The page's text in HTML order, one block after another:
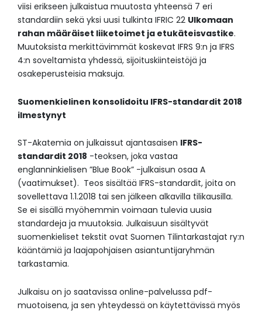
viisi erikseen julkaistua muutosta yhteensä 7 eri
standardiin sekä yksi uusi tulkinta IFRIC 22 Ulkomaan
rahan määräiset liiketoimet ja etukäteisvastike.
Muutoksista merkittävimmät koskevat IFRS 9:n ja IFRS
4:n soveltamista yhdessä, sijoituskiinteistöjä ja
osakeperusteisia maksuja.
Suomenkielinen konsolidoitu IFRS-standardit 2018
ilmestynyt
ST-Akatemia on julkaissut ajantasaisen IFRS-
standardit 2018 -teoksen, joka vastaa
englanninkielisen ”Blue Book” -julkaisun osaa A
(vaatimukset). Teos sisältää IFRS-standardit, joita on
sovellettava 1.1.2018 tai sen jälkeen alkavilla tilikausilla.
Se ei sisällä myöhemmin voimaan tulevia uusia
standardeja ja muutoksia. Julkaisuun sisältyvät
suomenkieliset tekstit ovat Suomen Tilintarkastajat ry:n
kääntämiä ja laajapohjaisen asiantuntijaryhmän
tarkastamia.
Julkaisu on jo saatavissa online-palvelussa pdf-
muotoisena, ja sen yhteydessä on käytettävissä myös